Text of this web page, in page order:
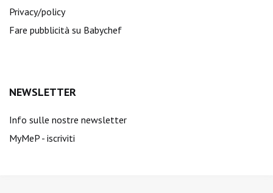
Privacy/policy
Fare pubblicità su Babychef
NEWSLETTER
Info sulle nostre newsletter
MyMeP - iscriviti